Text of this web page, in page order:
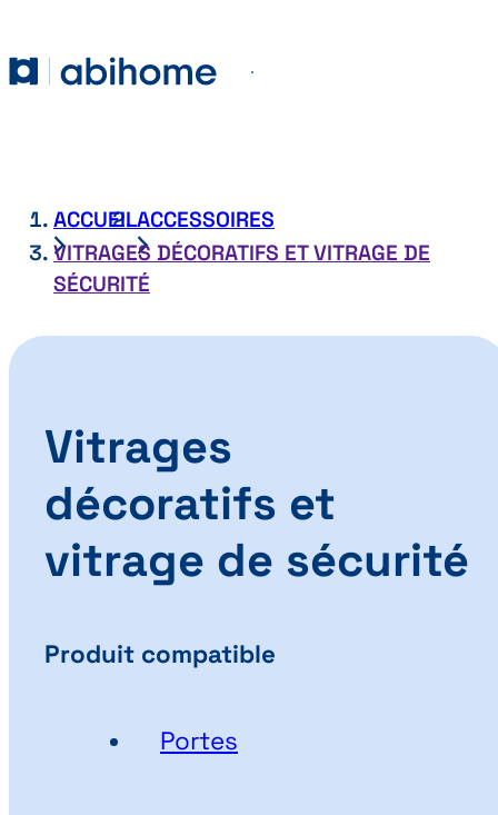
Abihome
ACCUEILACCESSOIRES
VITRAGES DÉCORATIFS ET VITRAGE DE
SÉCURITÉ
Vitrages
décoratifs et
vitrage de sécurité
Produit compatible
Portes